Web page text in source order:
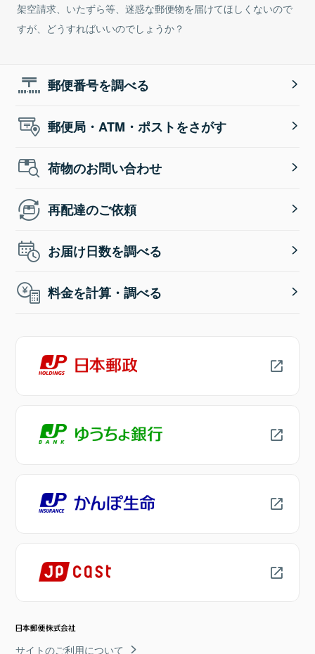
架空請求、いたずら等、迷惑な郵便物を届けてほしくないので
すが、どうすればいいのでしょうか？
郵便番号を調べる
郵便局・ATM・ポストをさがす
荷物のお問い合わせ
再配達のご依頼
お届け日数を調べる
料金を計算・調べる
サイトのご利用について